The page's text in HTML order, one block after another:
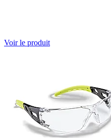
Voir le produit